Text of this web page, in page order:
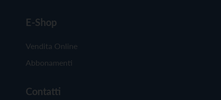
E-Shop
Vendita Online
Abbonamenti
Contatti